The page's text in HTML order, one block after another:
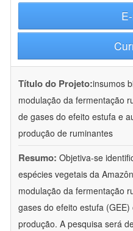
Título do Projeto:insumos
modulação da fermentação
de gases do efeito estufa e
produção de ruminantes
Resumo: Objetiva-se
espécies vegetais da
modulação da fermentação
gases do efeito estufa
produção. A pesquisa será